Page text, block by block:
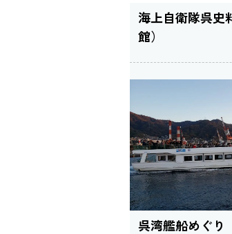
海上自衛隊呉史
館）
呉湾艦船めぐり